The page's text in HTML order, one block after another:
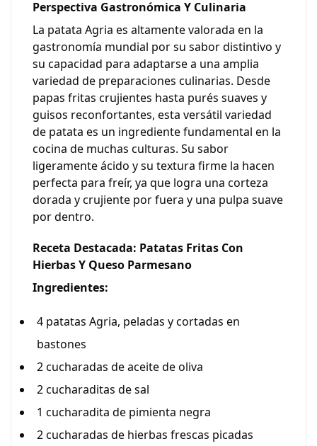
Perspectiva Gastronómica Y Culinaria
La patata Agria es altamente valorada en la
gastronomía mundial por su sabor distintivo y
su capacidad para adaptarse a una amplia
variedad de preparaciones culinarias. Desde
papas fritas crujientes hasta purés suaves y
guisos reconfortantes, esta versátil variedad
de patata es un ingrediente fundamental en la
cocina de muchas culturas. Su sabor
ligeramente ácido y su textura firme la hacen
perfecta para freír, ya que logra una corteza
dorada y crujiente por fuera y una pulpa suave
por dentro.
Receta Destacada: Patatas Fritas Con
Hierbas Y Queso Parmesano
Ingredientes:
4 patatas Agria, peladas y cortadas en
bastones
2 cucharadas de aceite de oliva
2 cucharaditas de sal
1 cucharadita de pimienta negra
2 cucharadas de hierbas frescas picadas